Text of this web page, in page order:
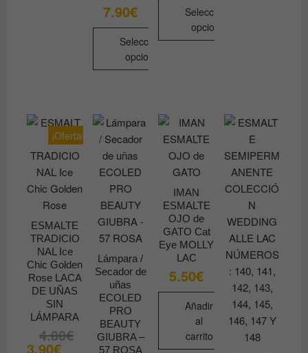
7.90€
Seleccionar
opciones
múltiples
variantes.
Las
opciones
se
pueden
elegir
en
la
página
de
producto
Seleccionar
opciones
variantes.
Las
opciones
se
pueden
elegir
en
la
página
de
producto
la
página
de
producto
¡Oferta!
ESMALTE
TRADICIO
NAL Ice
Chic Golden
Rose LACA
DE UÑAS
SIN
LÁMPARA
4.80€El
precio
3.90€
El
precio
Lámpara /
Secador de
uñas
ECOLED
PRO
BEAUTY
GIUBRA –
57 ROSA
IMAN
ESMALTE
OJO de
GATO Cat
Eye MOLLY
LAC
5.50€
Añadir
al
carrito